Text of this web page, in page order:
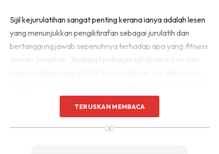
Sijil kejurulatihan sangat penting kerana ianya adalah lesen
yang menunjukkan pengiktirafan sebagai jurulatih dan
bertanggungjawab sepenuhnya terhadap apa yang fitness
wajib mempunyai sijil, tetapi sekiranya pelanggan anda
keadaan.
TERUSKAN MEMBACA
∞